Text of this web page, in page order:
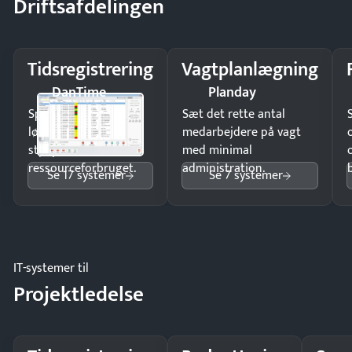
Tidsregistrering
DanTime
Spar tid på
lønberegning og få
styr på
ressourceforbruget.
Se 17 systemer
Vagtplanlægning
Planday
Sæt det rette antal
medarbejdere på vagt
med minimal
administration.
Se 7 systemer
IT-systemer til
Projektledelse